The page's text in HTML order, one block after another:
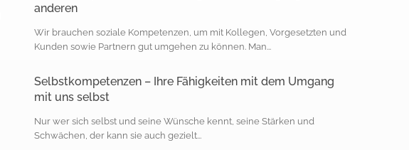
anderen
Wir brauchen soziale Kompetenzen, um mit Kollegen, Vorgesetzten und
Kunden sowie Partnern gut umgehen zu können. Man...
Selbstkompetenzen – Ihre Fähigkeiten mit dem Umgang
mit uns selbst
Nur wer sich selbst und seine Wünsche kennt, seine Stärken und
Schwächen, der kann sie auch gezielt...